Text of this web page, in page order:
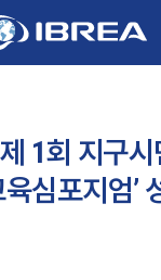
1회 지구
육심포지엄’